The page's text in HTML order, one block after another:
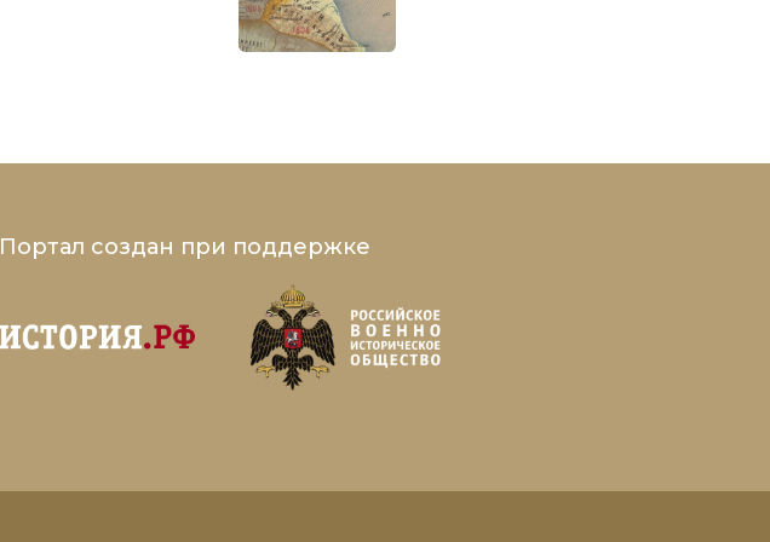
Портал создан при поддержке